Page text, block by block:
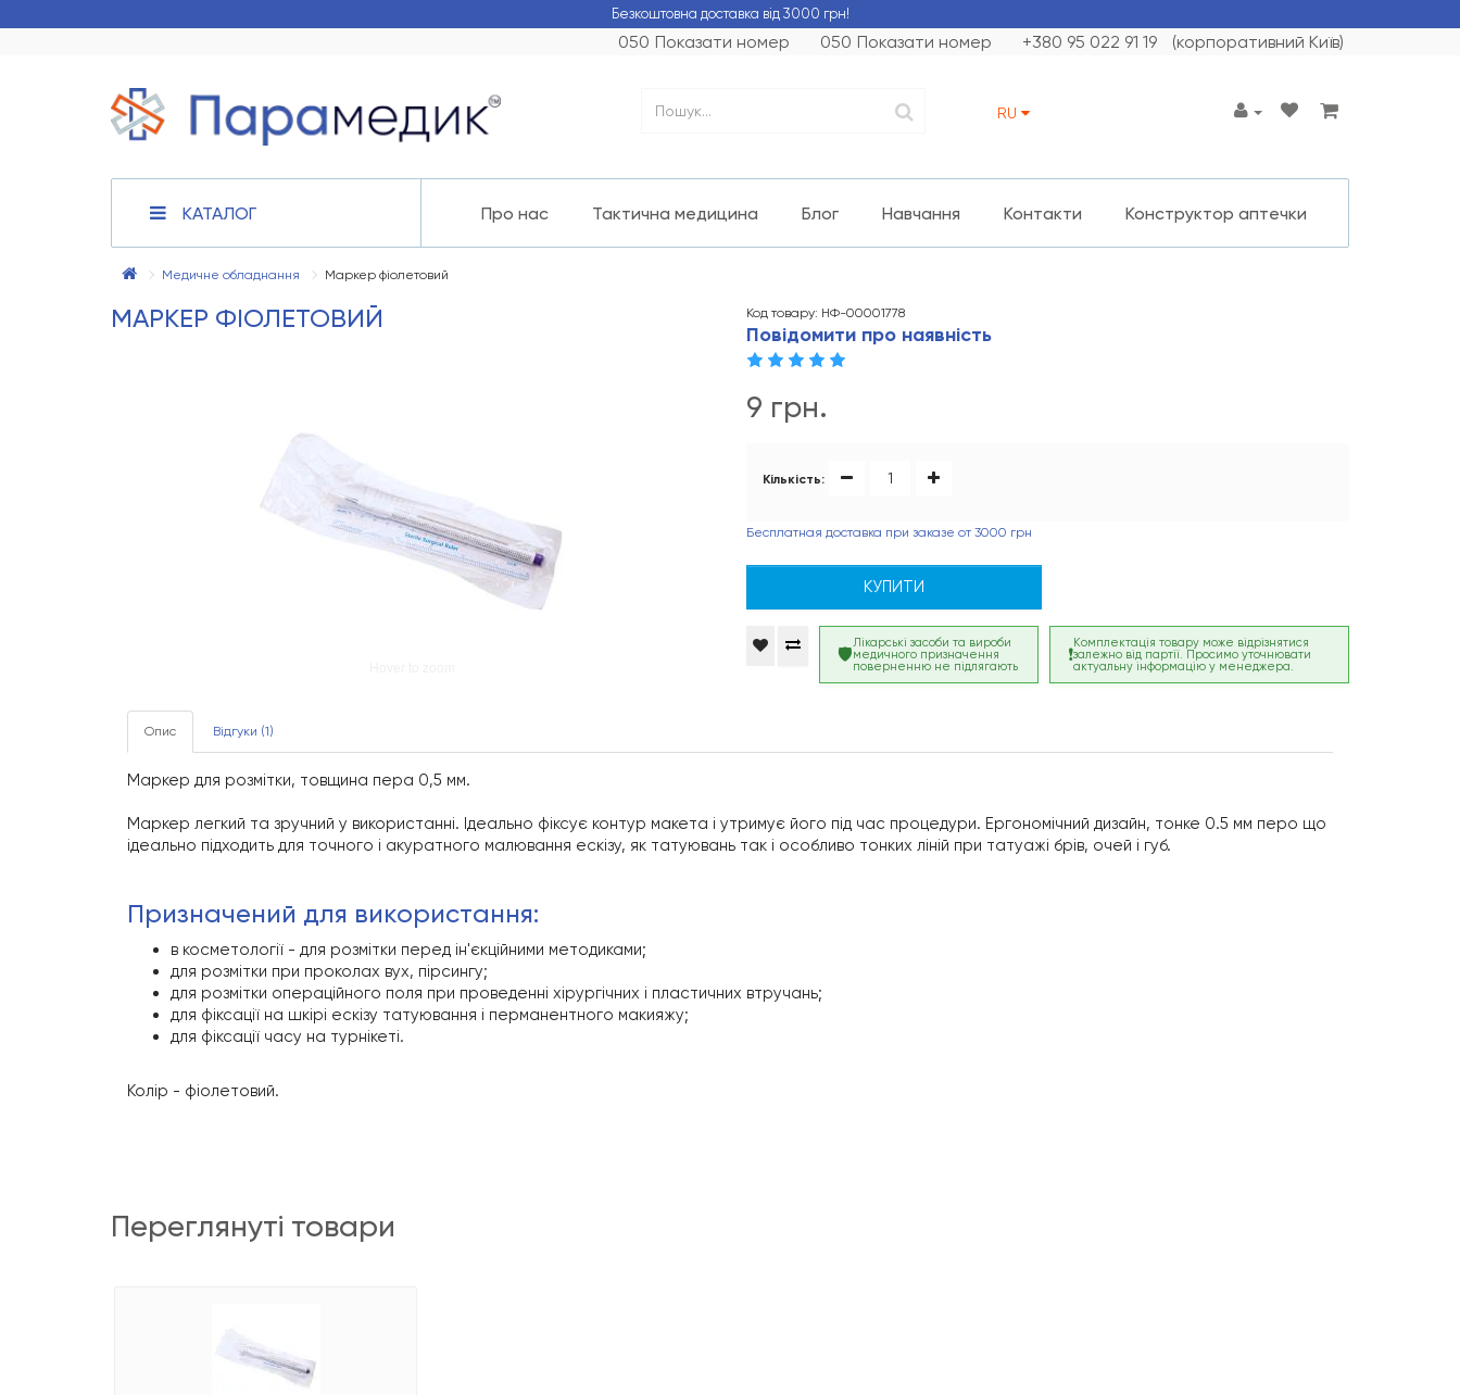
Безкоштовна доставка від 3000 грн!
050 Показати номер 050 Показати номер +380 95 022 91 19 (корпоративний Київ)
RU
КАТАЛОГ Про нас Тактична медицина Блог Навчання Контакти Конструктор аптечки
Медичне обладнання Маркер фіолетовий
МАРКЕР ФІОЛЕТОВИЙ Код товару: НФ-00001778
Повідомити про наявність
9 грн.
Кількість:
Бесплатная доставка при заказе от 3000 грн
КУПИТИ
Лікарські засоби та вироби
медичного призначення
поверненню не підлягають
Комплектація товару може відрізнятися
залежно від партії. Просимо уточнювати
актуальну інформацію у менеджера.
Опис Відгуки (1)
Маркер для розмітки, товщина пера 0,5 мм.
Маркер легкий та зручний у використанні. Ідеально фіксує контур макета і утримує його під час процедури. Ергономічний дизайн, тонке 0.5 мм перо що
ідеально підходить для точного і акуратного малювання ескізу, як татуювань так і особливо тонких ліній при татуажі брів, очей і губ.
призначений для використання:
в косметології - для розмітки перед ін'єкційними методиками;
для розмітки при проколах вух, пірсингу;
для розмітки операційного поля при проведенні хірургічних і пластичних втручань;
для фіксації на шкірі ескізу татуювання і перманентного макияжу;
для фіксації часу на турнікеті.
Колір - фіолетовий.
переглянуті товари